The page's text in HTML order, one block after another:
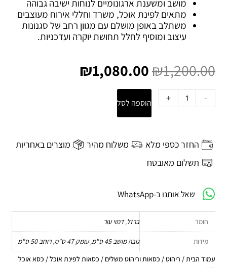
עמוד הבית/ ריהוט/ כסאות וריהוט משלים / כסאות לפינת אוכל/ כסא אוכל
מושב ומשענת ארגונומיים לנוחות ישיבה גבוהה
מתאים לפינת אוכל, משרד וחללי אירוח מעוצבים
משתלב באופן מושלם עם מגוון רחב של סגנונות
עיצוב ומוסיף לחלל תחושת יוקרה ועדכניות.
₪1,200.00 המקורי
היה:
₪1,200.00.
₪1,080.00
-
של
LIL
חום
+ הוספה לסל
החזר כספי מלא משלוח מהיר
מוצרים באחריות
תשלום מאובטח
שאל אותנו ב-WhatsApp
חומר ברזל,דמוי עור
מידות גובה מושב 45 ס"מ ,עומק 47 ס"מ ,רוחב 50 ס"מ